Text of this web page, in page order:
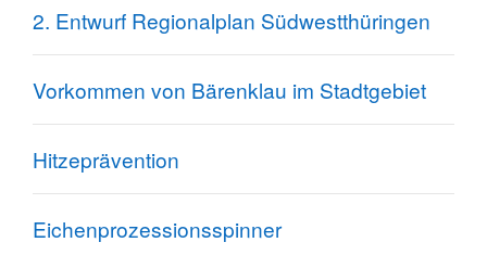
2. Entwurf Regionalplan Südwestthüringen
Vorkommen von Bärenklau im Stadtgebiet
Hitzeprävention
Eichenprozessionsspinner